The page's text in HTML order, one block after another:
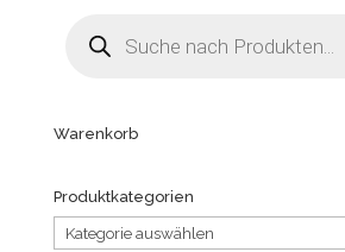
Warenkorb
Produktkategorien